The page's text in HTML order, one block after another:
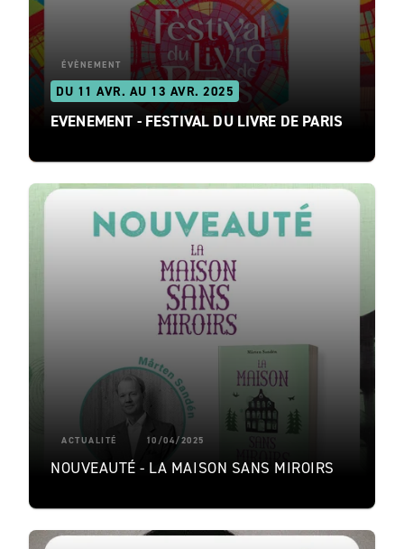
ÉVÈNEMENT
DU 11 AVR. AU 13 AVR. 2025
EVENEMENT - FESTIVAL DU LIVRE DE PARIS
ACTUALITÉ 10/04/2025
NOUVEAUTÉ - LA MAISON SANS MIROIRS